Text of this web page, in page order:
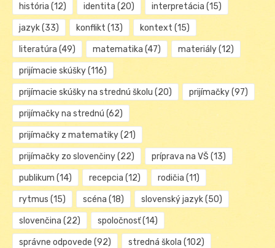
história (12) identita (20) interpretácia (15)
jazyk(33) konflikt (13) kontext (15)
literatúra (49) matematika (47) materiály(12)
prijímacie skúšky(116)
prijímacie skúšky na strednú školu (20) prijímačky(97)
prijímačky na strednú (62)
prijímačky z matematiky(21)
prijímačky zo slovenčiny(22) príprava na VŠ (13)
publikum (14) recepcia (12) rodičia (11)
rytmus (15) scéna (18) slovenský jazyk(50)
slovenčina (22) spoločnosť(14)
správne odpovede (92) stredná škola (102)